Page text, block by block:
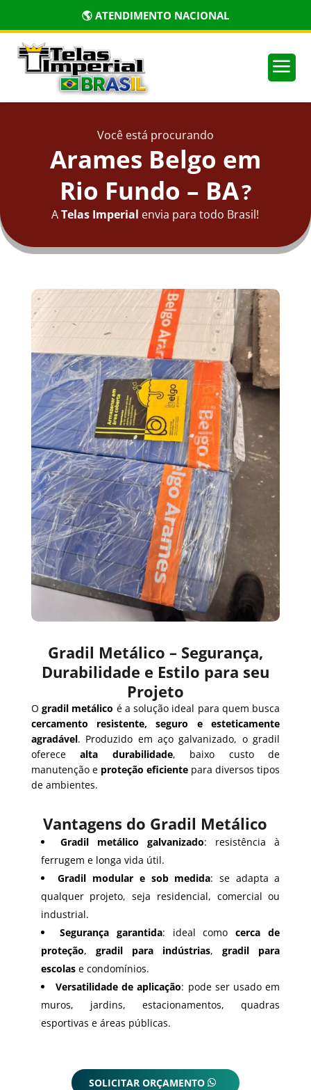
🌎 ATENDIMENTO NACIONAL
a
Você está procurando
Arames Belgo em
Rio Fundo – BA?
ATelas Imperial envia para todo Brasil!
Gradil Metálico – Segurança,
Durabilidade e Estilo para seu
Projeto
Ogradil metálico é a solução ideal para quem busca
cercamento resistente, seguro e esteticamente
agradável. Produzido em aço galvanizado, o gradil
oferecealta durabilidade, baixo custo de
manutenção e proteção eficiente para diversos tipos
de ambientes.
Vantagens do Gradil Metálico
Gradil metálico galvanizado: resistência à
ferrugem e longa vida útil.
Gradil modular e sob medida: se adapta a
qualquer projeto, seja residencial, comercial ou
industrial.
Segurança garantida: ideal comocerca de
proteção, gradil para indústrias,gradil para
escolase condomínios.
Versatilidade de aplicação: pode ser usado em
muros, jardins, estacionamentos, quadras
esportivas e áreas públicas.
SOLICITAR ORÇAMENTO